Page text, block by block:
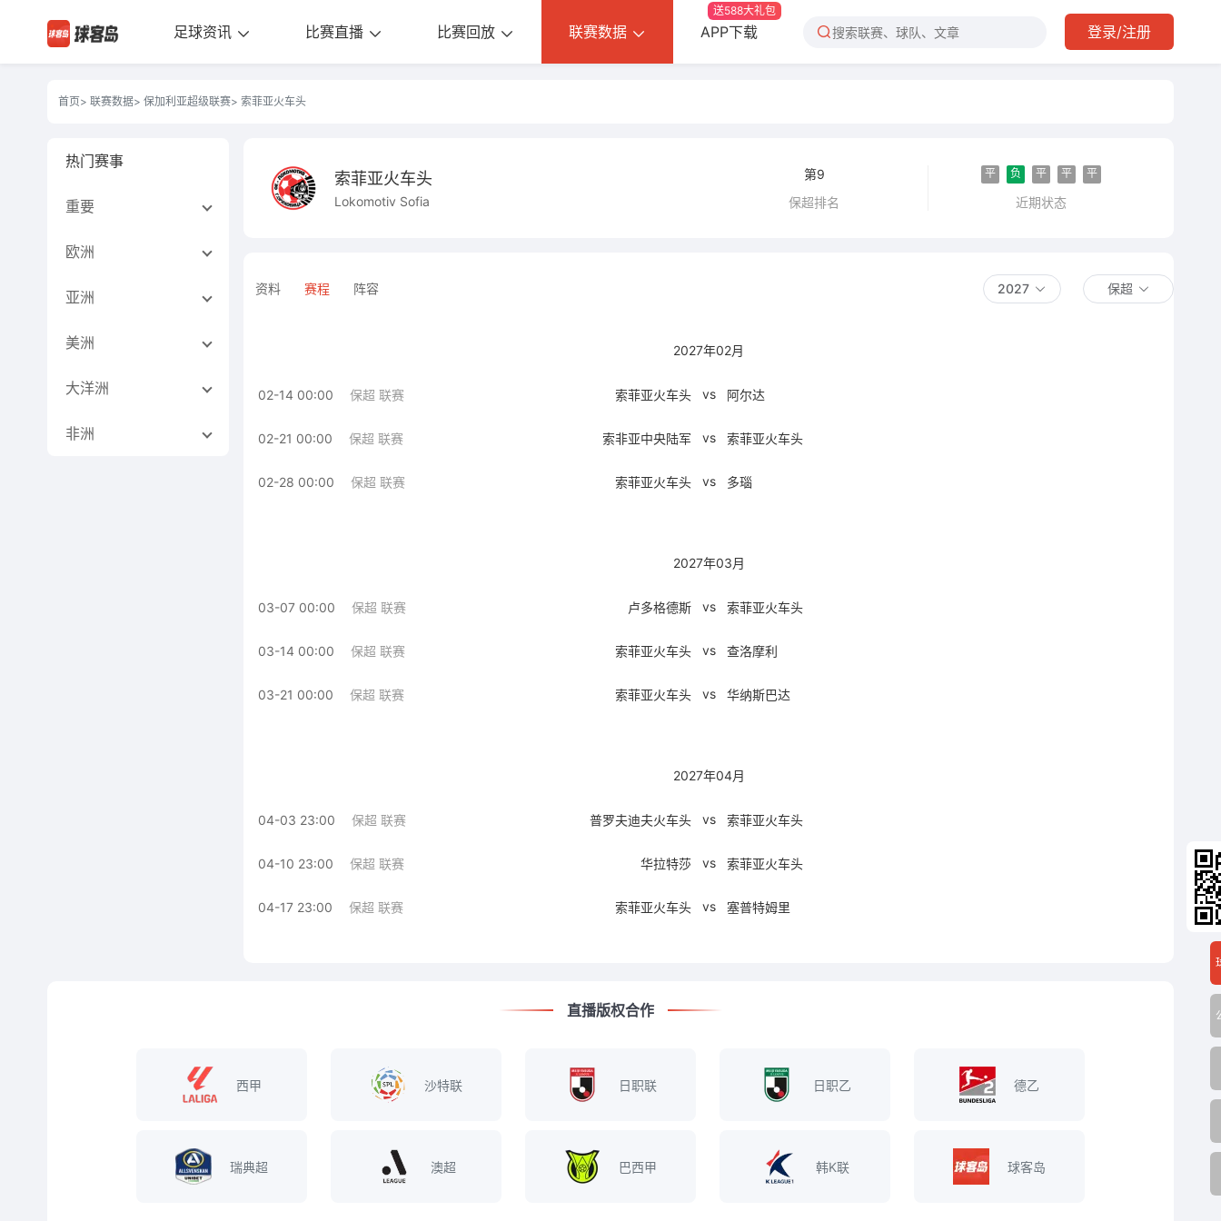
足球资讯 比赛直播 比赛回放 联赛数据 APP下载
送588大礼包
登录/注册
首页> 联赛数据> 保加利亚超级联赛> 索菲亚火车头
热门赛事
重要
欧洲
亚洲
美洲
大洋洲
非洲
索菲亚火车头
Lokomotiv Sofia
第9
保超排名
平 负 平 平 平
近期状态
资料 赛程 阵容 2027 保超
2027年02月
02-14 00:00 保超 联赛 索菲亚火车头 vs 阿尔达
02-21 00:00 保超 联赛 索非亚中央陆军 vs 索菲亚火车头
02-28 00:00 保超 联赛 索菲亚火车头 vs 多瑙
2027年03月
03-07 00:00 保超 联赛 卢多格德斯 vs 索菲亚火车头
03-14 00:00 保超 联赛 索菲亚火车头 vs 查洛摩利
03-21 00:00 保超 联赛 索菲亚火车头 vs 华纳斯巴达
2027年04月
04-03 23:00 保超 联赛 普罗夫迪夫火车头 vs 索菲亚火车头
04-10 23:00 保超 联赛 华拉特莎 vs 索菲亚火车头
04-17 23:00 保超 联赛 索菲亚火车头 vs 塞普特姆里
直播版权合作
西甲 沙特联 日职联 日职乙 德乙
瑞典超 澳超 巴西甲 韩K联 球客岛